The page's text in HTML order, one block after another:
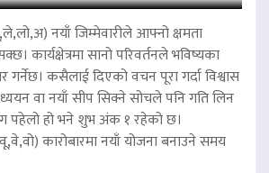
नयाँ जिम्मेवारीले आफ्नो क्षमता
कार्यक्षेत्रमा सानो परिवर्तनले भविष्यका
गर्नेछ। कसैलाई दिएको वचन पूरा गर्दा विश्वास
वा नयाँ सीप सिक्ने सोचले पनि गति लिन
हो भने शुभ अंक १ रहेको छ।
कारोबारमा नयाँ योजना बनाउने समय